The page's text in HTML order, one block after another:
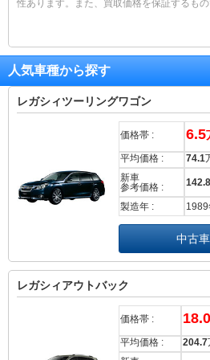
性あります。また、買取価格を保証するもの
人気車種から探す
レガシィツーリングワゴン
価格帯 : 6.5
平均価格 : 74.1
新車
参考価格 :
142.8
製造年 :
中古
レガシィアウトバック
価格帯 : 18.0
平均価格 : 204.7